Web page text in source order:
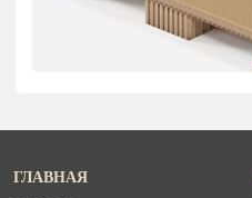
ГЛАВНАЯ